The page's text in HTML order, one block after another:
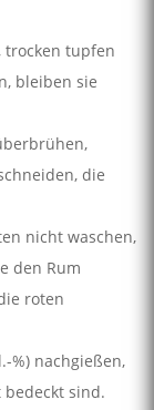
trocken tupfen
bleiben sie
die
nicht waschen,
den Rum
roten
%) nachgießen,
sind.